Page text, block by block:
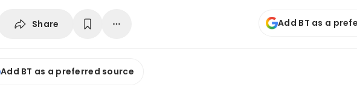
Share Add BT as a
Add BT as a preferred source